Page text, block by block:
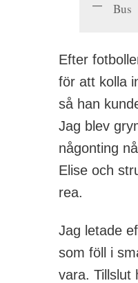
Bus
Efter
för att kolla
så han
Jag blev
någonting
Elise och
rea.
Jag letade
som föll i
vara. Tillslut